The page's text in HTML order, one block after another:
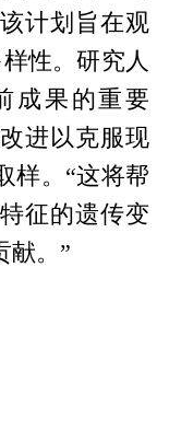
计划旨在观
性。研究人
成果的重要
进以克服现
样。“这将帮
征的遗传变
献。”